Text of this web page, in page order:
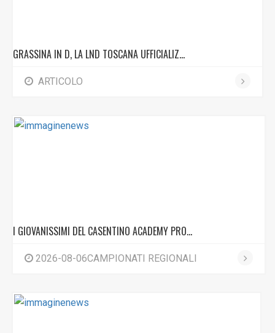
GRASSINA IN D, LA LND TOSCANA UFFICIALIZ...
ARTICOLO
I GIOVANISSIMI DEL CASENTINO ACADEMY PRO...
2026-08-06CAMPIONATI REGIONALI